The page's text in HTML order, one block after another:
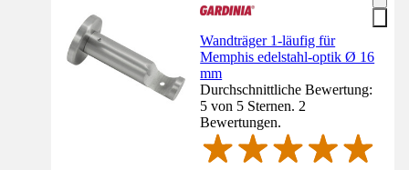
Wandträger 1-läufig für
Memphis edelstahl-optik Ø 16
mm
Durchschnittliche Bewertung:
5 von 5 Sternen. 2
Bewertungen.